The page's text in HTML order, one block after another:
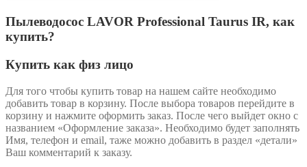
Пылеводосос LAVOR Professional Taurus IR, как
купить?
Купить как физ лицо
Для того чтобы купить товар на нашем сайте необходимо
добавить товар в корзину. После выбора товаров перейдите в
корзину и нажмите оформить заказ. После чего выйдет окно с
названием «Оформление заказа». Необходимо будет заполнять
Имя, телефон и email, таже можно добавить в раздел «детали»
Ваш комментарий к заказу.